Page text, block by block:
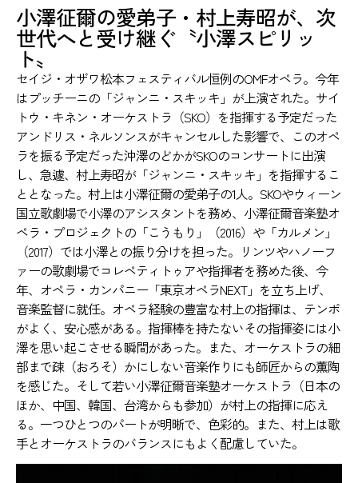
小澤征爾の愛弟子・村上寿昭が、次
世代へと受け継ぐ〝小澤スピリッ
ト〟
セイジ・オザワ松本フェスティバル恒例のOMFオペラ。今年
はプッチーニの「ジャンニ・スキッキ」が上演された。サイ
トウ・キネン・オーケストラ（SKO）を指揮する予定だった
アンドリス・ネルソンスがキャンセルした影響で、このオペ
ラを振る予定だった沖澤のどかがSKOのコンサートに出演
し、急遽、村上寿昭が「ジャンニ・スキッキ」を指揮するこ
ととなった。村上は小澤征爾の愛弟子の1人。SKOやウィーン
国立歌劇場で小澤のアシスタントを務め、小澤征爾音楽塾オ
ペラ・プロジェクトの「こうもり」（2016）や「カルメン」
（2017）では小澤との振り分けを担った。リンツやハノーフ
ァーの歌劇場でコレペティトゥアや指揮者を務めた後、今
年、オペラ・カンパニー「東京オペラNEXT」を立ち上げ、
音楽監督に就任。オペラ経験の豊富な村上の指揮は、テンポ
がよく、安心感がある。指揮棒を持たないその指揮姿には小
澤を思い起こさせる瞬間があった。また、オーケストラの細
部まで疎（おろそ）かにしない音楽作りにも師匠からの薫陶
を感じた。そして若い小澤征爾音楽塾オーケストラ（日本の
ほか、中国、韓国、台湾からも参加）が村上の指揮に応え
る。一つひとつのパートが明晰で、色彩的。また、村上は歌
手とオーケストラのバランスにもよく配慮していた。